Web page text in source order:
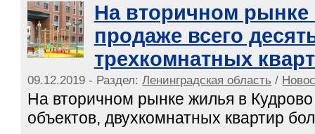
На вторичном рынке
продаже всего
трехкомнатных
09.12.2019 - Раздел:Ленинградская область /
На вторичном рынке жилья в Кудрово
объектов, двухкомнатных квартир